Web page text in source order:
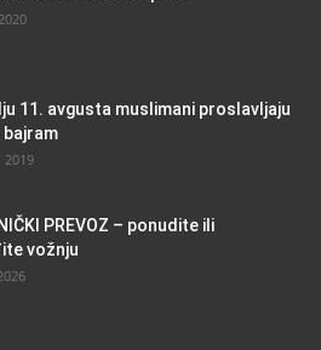
11. avgusta muslimani proslavljaju
bajram
2019
PREVOZ – ponudite ili
vožnju